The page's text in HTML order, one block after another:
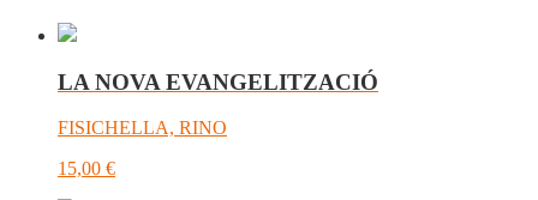
LA NOVA EVANGELITZACIÓ
FISICHELLA, RINO
15,00 €